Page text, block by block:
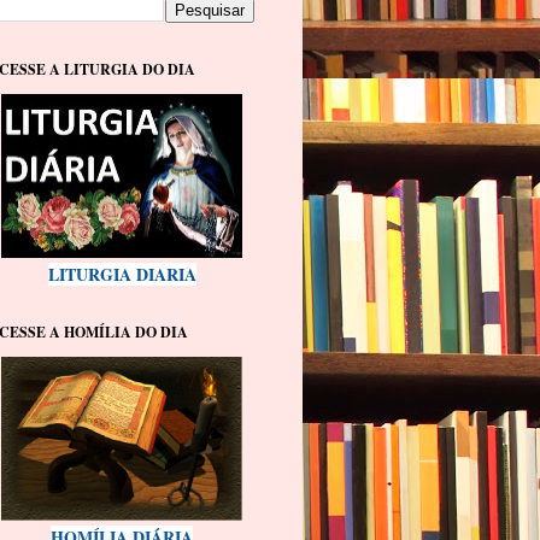
A LITURGIA DO DIA
LITURGIA DIARIA
A HOMÍLIA DO DIA